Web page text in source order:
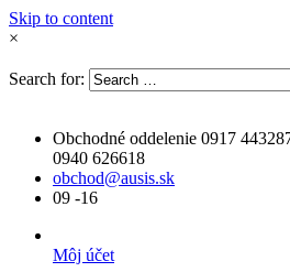
Skip to content
×
Search for:
Obchodné oddelenie 0917
0940 626618
obchod@ausis.sk
09 -16
Môj účet